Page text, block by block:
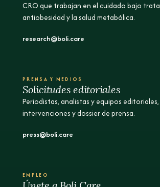
CRO que trabajan en el cuidado bajo
antiobesidad y la salud metabólica.
research@boli.care
PRENSA Y MEDIOS
Solicitudes editoriales
Periodistas, analistas y equipos
intervenciones y dossier de prensa.
press@boli.care
EMPLEO